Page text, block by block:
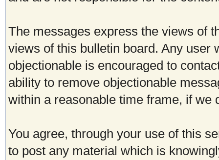
The messages express the views of
views of this bulletin board. Any user
objectionable is encouraged to
ability to remove objectionable
within a reasonable time frame, if we
You agree, through your use of this
to post any material which is